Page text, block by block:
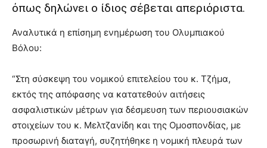
όπως δηλώνει ο ίδιος σέβεται απεριόριστα.
Αναλυτικά η επίσημη ενημέρωση του Ολυμπιακού
Βόλου:
“Στη σύσκεψη του νομικού επιτελείου του κ. Τζήμα,
εκτός της απόφασης να κατατεθούν αιτήσεις
ασφαλιστικών μέτρων για δέσμευση των περιουσιακών
στοιχείων του κ. Μελτζανίδη και της Ομοσπονδίας, με
προσωρινή διαταγή, συζητήθηκε η νομική πλευρά των